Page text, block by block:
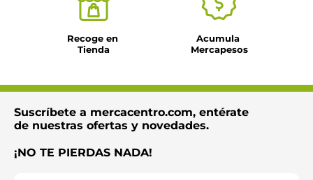
Recoge en
Tienda
Acumula
Mercapesos
Suscríbete a mercacentro.com, entérate
de nuestras ofertas y novedades.
¡NO TE PIERDAS NADA!